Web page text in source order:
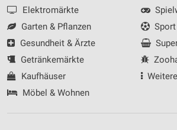
Elektromärkte
Garten & Pflanzen
Gesundheit & Ärzte
Getränkemärkte
Kaufhäuser
Möbel & Wohnen